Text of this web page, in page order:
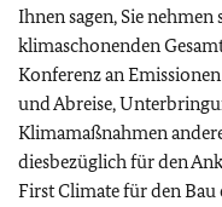
Ihnen sagen, Sie nehmen
klimaschonenden
Konferenz an
und Abreise,
Klimamaßnahmen
diesbezüglich für den
First Climate für den